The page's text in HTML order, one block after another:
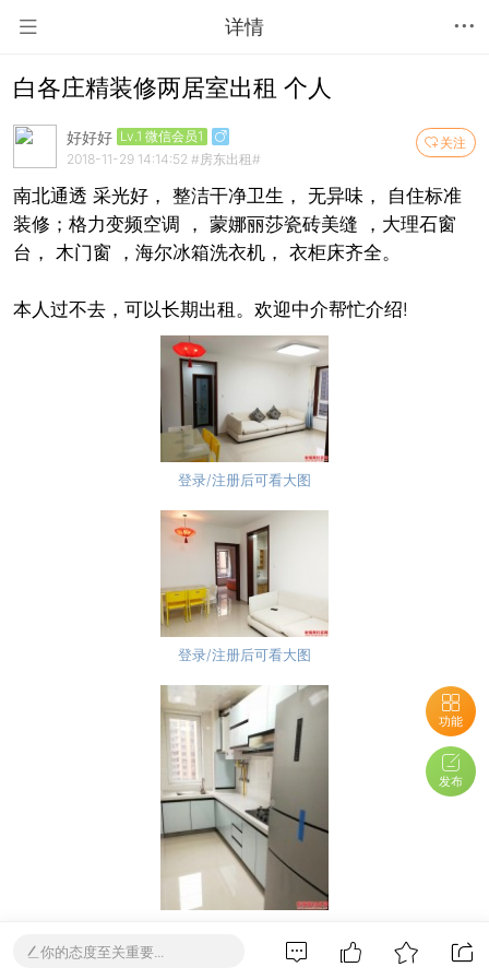
详情
功能
发布
白各庄精装修两居室出租 个人
关注
好好好 Lv.1 微信会员1
2018-11-29 14:14:52 #房东出租#
南北通透 采光好， 整洁干净卫生， 无异味， 自住标准
装修；格力变频空调 ， 蒙娜丽莎瓷砖美缝 ，大理石窗
台， 木门窗 ，海尔冰箱洗衣机， 衣柜床齐全。
本人过不去，可以长期出租。欢迎中介帮忙介绍!
登录/注册后可看大图
登录/注册后可看大图
你的态度至关重要...